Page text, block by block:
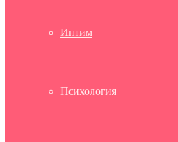
Интим
Психология